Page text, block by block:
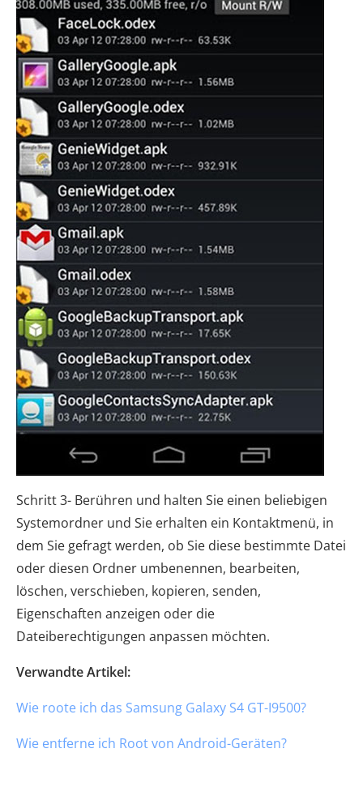
Schritt 3- Berühren und halten Sie einen beliebigen
Systemordner und Sie erhalten ein Kontaktmenü, in
dem Sie gefragt werden, ob Sie diese bestimmte Datei
oder diesen Ordner umbenennen, bearbeiten,
löschen, verschieben, kopieren, senden,
Eigenschaften anzeigen oder die
Dateiberechtigungen anpassen möchten.
Verwandte Artikel:
Wie roote ich das Samsung Galaxy S4 GT-I9500?
Wie entferne ich Root von Android-Geräten?